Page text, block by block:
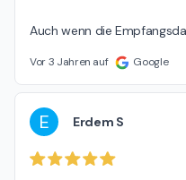
Auch wenn die
Vor 3 Jahren auf Google
E Erdem S